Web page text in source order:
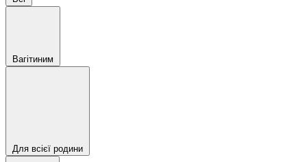
Вагітиним
Для всієї родини